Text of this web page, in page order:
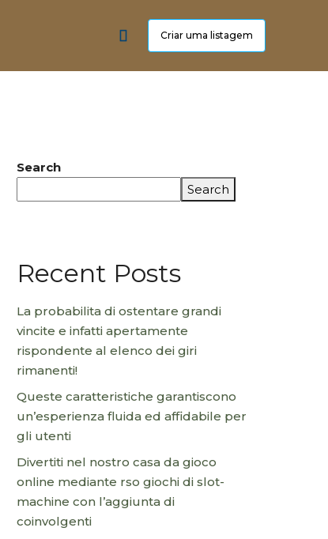
Criar uma listagem
Search
Search
Recent Posts
La probabilita di ostentare grandi
vincite e infatti apertamente
rispondente al elenco dei giri
rimanenti!
Queste caratteristiche garantiscono
un’esperienza fluida ed affidabile per
gli utenti
Divertiti nel nostro casa da gioco
online mediante rso giochi di slot-
machine con l’aggiunta di
coinvolgenti